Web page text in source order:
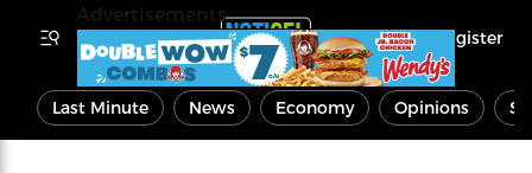
Register
Last Minute News Economy Opinions
Advertisements